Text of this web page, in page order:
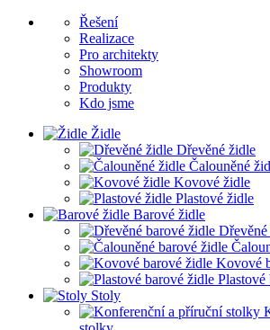
Řešení
Realizace
Pro architekty
Showroom
Produkty
Kdo jsme
Židle
Dřevěné židle
Čalouněné
Kovové židle
Plastové židle
Barové židle
Kovové
Plastové
Stoly